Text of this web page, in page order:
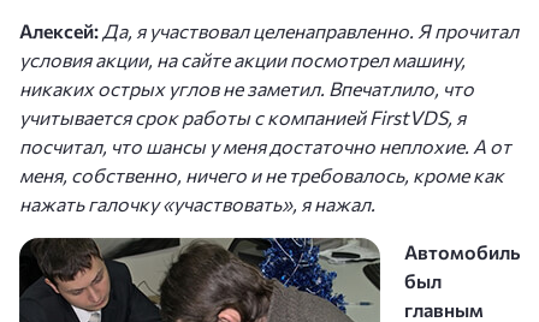
Алексей:Да, я участвовал целенаправленно. Я прочитал
условия акции, на сайте акции посмотрел машину,
никаких острых углов не заметил. Впечатлило, что
учитывается срок работы с компанией FirstVDS, я
посчитал, что шансы у меня достаточно неплохие. А от
меня, собственно, ничего и не требовалось, кроме как
нажать галочку «участвовать», я нажал.
Автомобиль
был
главным